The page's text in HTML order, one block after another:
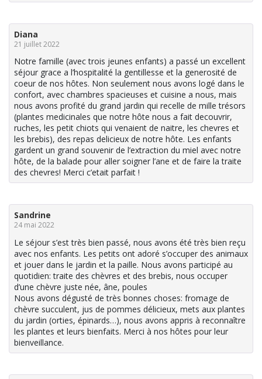
Diana
21 juillet 2022
Notre famille (avec trois jeunes enfants) a passé un excellent
séjour grace a l’hospitalité la gentillesse et la generosité de
coeur de nos hôtes. Non seulement nous avons logé dans le
confort, avec chambres spacieuses et cuisine a nous, mais
nous avons profité du grand jardin qui recelle de mille trésors
(plantes medicinales que notre hôte nous a fait decouvrir,
ruches, les petit chiots qui venaient de naitre, les chevres et
les brebis), des repas delicieux de notre hôte. Les enfants
gardent un grand souvenir de l’extraction du miel avec notre
hôte, de la balade pour aller soigner l’ane et de faire la traite
des chevres! Merci c’etait parfait !
Sandrine
24 mai 2022
Le séjour s’est très bien passé, nous avons été très bien reçu
avec nos enfants. Les petits ont adoré s’occuper des animaux
et jouer dans le jardin et la paille. Nous avons participé au
quotidien: traite des chèvres et des brebis, nous occuper
d’une chèvre juste née, âne, poules
Nous avons dégusté de très bonnes choses: fromage de
chèvre succulent, jus de pommes délicieux, mets aux plantes
du jardin (orties, épinards…), nous avons appris à reconnaître
les plantes et leurs bienfaits. Merci à nos hôtes pour leur
bienveillance.